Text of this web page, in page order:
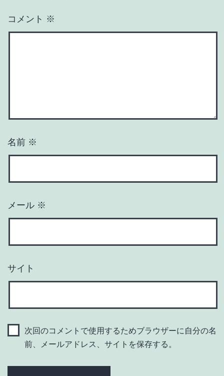
コメント ※
名前 ※
メール ※
サイト
次回のコメントで使用するためブラウザーに自分の名
前、メールアドレス、サイトを保存する。